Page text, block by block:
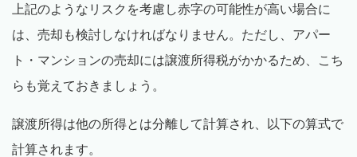
上記のようなリスクを考慮し赤字の可能性が高い場合に
は、売却も検討しなければなりません。ただし、アパー
ト・マンションの売却には譲渡所得税がかかるため、こち
らも覚えておきましょう。
譲渡所得は他の所得とは分離して計算され、以下の算式で
計算されます。